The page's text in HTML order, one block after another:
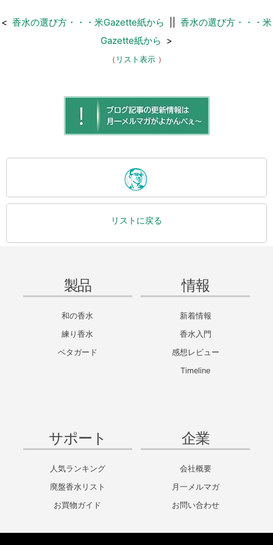
< 香水の選び方・・・米Gazette紙から
香水の選び方・・・米
Gazette紙から >
（ リスト表示）
リストに戻る
製品
和の香水
練り香水
ベタガード
情報
新着情報
香水入門
感想レビュー
Timeline
サポート
人気ランキング
廃盤香水リスト
お買物ガイド
企業
会社概要
月一メルマガ
お問い合わせ